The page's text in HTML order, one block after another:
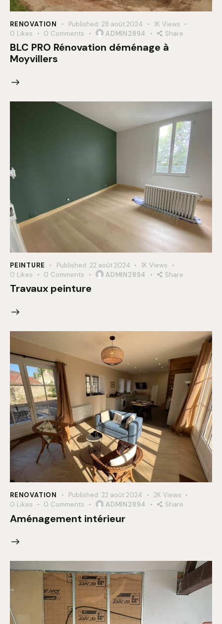
RENOVATION Published: 28 août 2024 1K Views
0 Likes 0 Comments ADMIN2894 Share
BLC PRO Rénovation déménage à
Moyvillers
PEINTURE Published: 22 août 2024 1K Views
0 Likes 0 Comments ADMIN2894 Share
Travaux peinture
RENOVATION Published: 22 août 2024 2K Views
0 Likes 0 Comments ADMIN2894 Share
Aménagement intérieur